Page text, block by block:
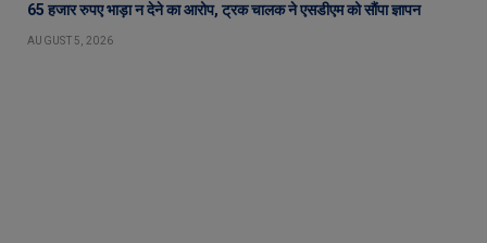
65 हजार रुपए भाड़ा न देने का आरोप, ट्रक चालक ने एसडीएम को सौंपा ज्ञापन
AUGUST 5, 2026